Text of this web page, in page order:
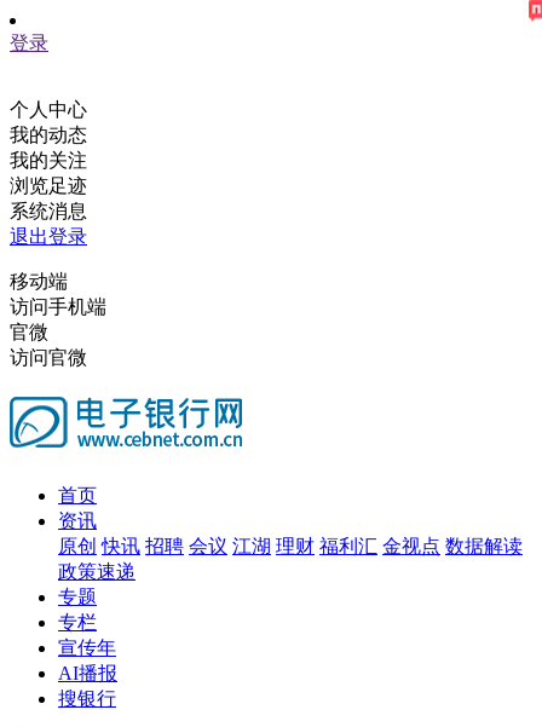
登录
个人中心
我的动态
我的关注
浏览足迹
系统消息
退出登录
移动端
访问手机端
官微
访问官微
首页
资讯
原创 快讯 招聘 会议 江湖 理财 福利汇 金视点 数据解读
政策速递
专题
专栏
宣传年
AI播报
搜银行